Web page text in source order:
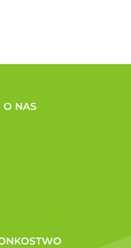
O NAS